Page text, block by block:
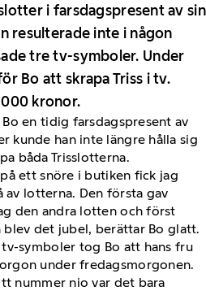
i farsdagspresent av sin
resulterade inte i någon
tre tv-symboler. Under
Bo att skrapa Triss i tv.
kronor.
en tidig farsdagspresent av
kunde han inte längre hålla sig
båda Trisslotterna.
ett snöre i butiken fick jag
av lotterna. Den första gav
den andra lotten och först
det jubel, berättar Bo glatt.
symboler tog Bo att hans fru
under fredagsmorgonen.
nummer nio var det bara